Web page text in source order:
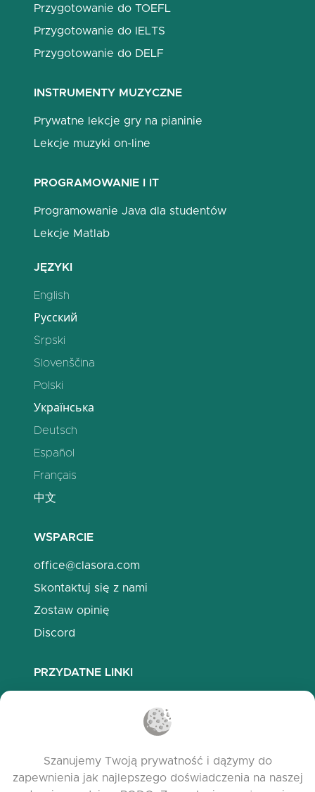
Przygotowanie do TOEFL
Przygotowanie do IELTS
Przygotowanie do DELF
INSTRUMENTY MUZYCZNE
Prywatne lekcje gry na pianinie
Lekcje muzyki on-line
PROGRAMOWANIE I IT
Programowanie Java dla studentów
Lekcje Matlab
JĘZYKI
English
Русский
Srpski
Slovenščina
Polski
Українська
Deutsch
Español
Français
中文
WSPARCIE
office@clasora.com
Skontaktuj się z nami
Zostaw opinię
Discord
PRZYDATNE LINKI
Warunki korzystania
Szanujemy Twoją prywatność i dążymy do
zapewnienia jak najlepszego doświadczenia na naszej